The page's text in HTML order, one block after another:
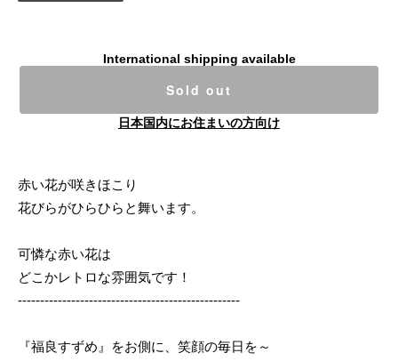
International shipping available
Sold out
日本国内にお住まいの方向け
赤い花が咲きほこり
花びらがひらひらと舞います。
可憐な赤い花は
どこかレトロな雰囲気です！
--------------------------------------------------
『福良すずめ』をお側に、笑顔の毎日を～